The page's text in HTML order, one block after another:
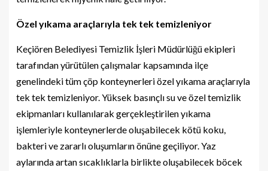
Özel yıkama araçlarıyla tek tek temizleniyor
Keçiören Belediyesi Temizlik İşleri Müdürlüğü ekipleri
tarafından yürütülen çalışmalar kapsamında ilçe
genelindeki tüm çöp konteynerleri özel yıkama araçlarıyla
tek tek temizleniyor. Yüksek basınçlı su ve özel temizlik
ekipmanları kullanılarak gerçekleştirilen yıkama
işlemleriyle konteynerlerde oluşabilecek kötü koku,
bakteri ve zararlı oluşumların önüne geçiliyor. Yaz
aylarında artan sıcaklıklarla birlikte oluşabilecek böcek